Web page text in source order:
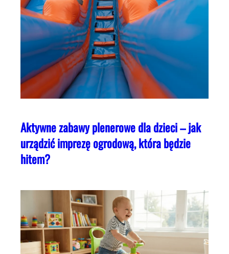
Aktywne zabawy plenerowe dla dzieci – jak
urządzić imprezę ogrodową, która będzie
hitem?